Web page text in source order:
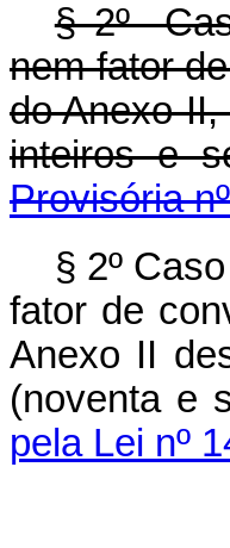
§ 2º
nem fator
do Anexo
inteiros e
Provisória
§ 2º
fator de
Anexo II
(noventa e
pela Lei nº